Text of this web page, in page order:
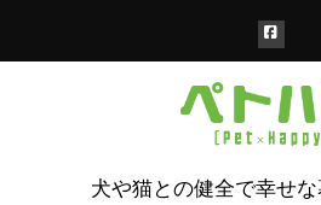
犬や猫との健全で幸せ